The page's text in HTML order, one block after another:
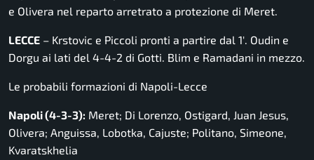
e Olivera nel reparto arretrato a protezione di Meret.
LECCE – Krstovic e Piccoli pronti a partire dal 1′. Oudin e
Dorgu ai lati del 4-4-2 di Gotti. Blim e Ramadani in mezzo.
Le probabili formazioni di Napoli-Lecce
Napoli (4-3-3): Meret; Di Lorenzo, Ostigard, Juan Jesus,
Olivera; Anguissa, Lobotka, Cajuste; Politano, Simeone,
Kvaratskhelia